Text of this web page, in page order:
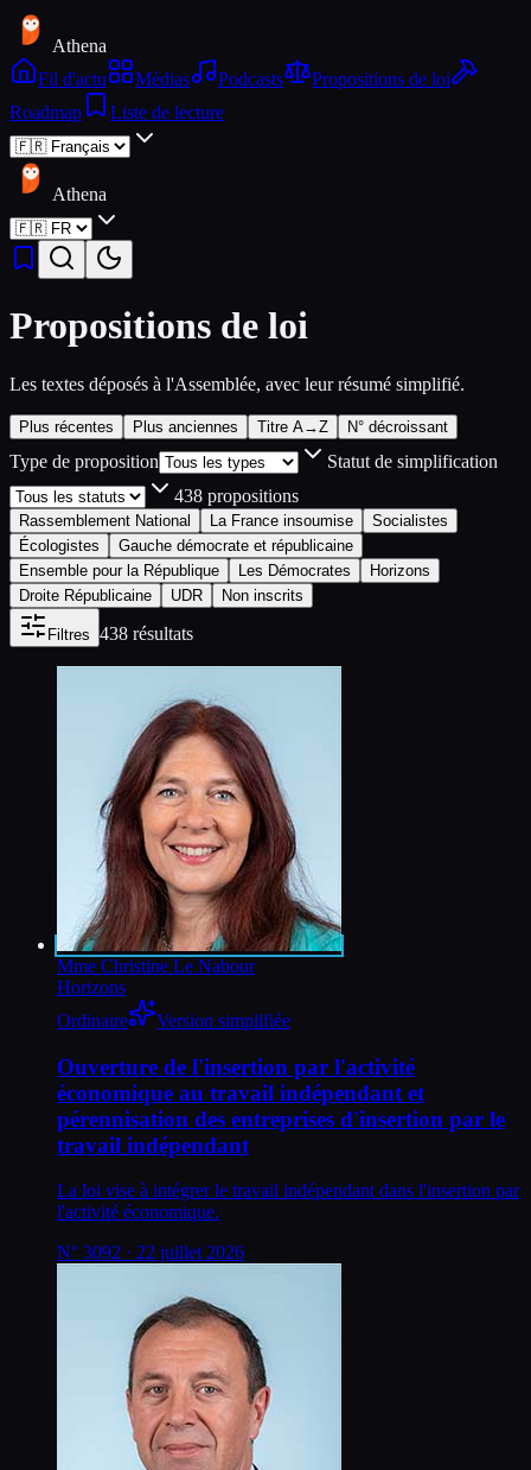
Athena
Fil d'actu
Médias Podcasts
Propositions de loi
Roadmap
Liste de lecture
Athena
Propositions de loi
Les textes déposés à l'Assemblée, avec leur résumé simplifié.
Plus récentes Plus anciennes Titre A→Z N° décroissant
Type de proposition
Statut de simplification
438 propositions
Rassemblement National La France insoumise
Socialistes
Écologistes
Gauche démocrate et républicaine
Ensemble pour la République
Les Démocrates
Horizons
Droite Républicaine
UDR Non inscrits
Filtres 438 résultats
Mme Christine Le Nabour
Horizons
Ordinaire
Version simplifiée
Ouverture de l'insertion par l'activité
économique au travail indépendant et
pérennisation des entreprises d'insertion par le
travail indépendant
La loi vise à intégrer le travail indépendant dans l'insertion par
l'activité économique.
N° 3092 · 22 juillet 2026